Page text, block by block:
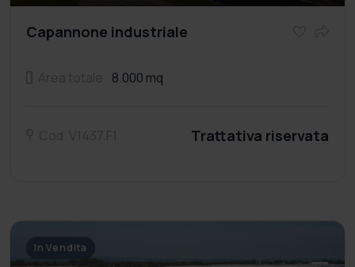
Capannone industriale
8.000 mq
Trattativa riservata
In Vendita